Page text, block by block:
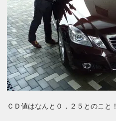
ＣＤ値はなんと０，２５とのこと！